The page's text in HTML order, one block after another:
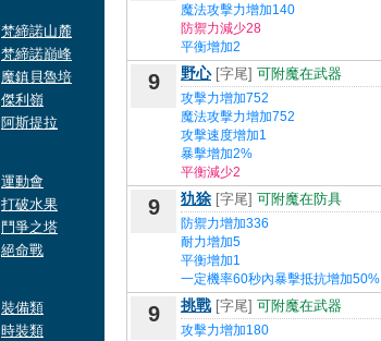
梵締諾山麓
梵締諾巔峰
魔鎮貝魯培
傑利嶺
阿斯提拉
運動會
打破水果
鬥爭之塔
絕命戰
裝備類
時裝類
魔法攻擊力增加140
防禦力減少28
平衡增加2
9 野心 [字尾] 可附魔在武器
攻擊力增加752
魔法攻擊力增加752
攻擊速度增加1
暴擊增加2%
平衡減少2
9 犰狳 [字尾] 可附魔在防具
防禦力增加336
耐力增加5
平衡增加1
一定機率60秒內暴擊抵抗增加50%
9 挑戰 [字尾] 可附魔在武器
攻擊力增加180